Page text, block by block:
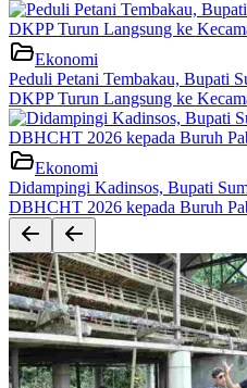
Ekonomi
Peduli Petani Tembakau, Bupati
DKPP Turun Langsung ke
Ekonomi
Didampingi Kadinsos, Bupati
DBHCHT 2026 kepada Buruh